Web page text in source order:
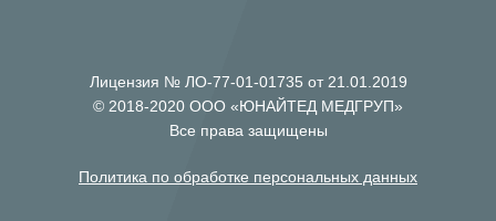
Лицензия № ЛО-77-01-01735 от 21.01.2019
© 2018-2020 ООО «ЮНАЙТЕД МЕДГРУП»
Все права защищены
Политика по обработке персональных данных